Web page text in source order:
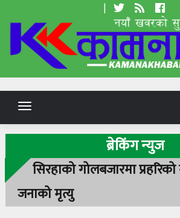
|
Toggle
navigation
ब्रेकिंग न्युज
सिरहाको गोलबजारमा
जनाको मृत्यु